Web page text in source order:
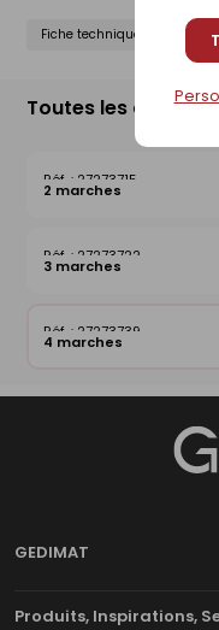
Fiche technique
Toutes les
27273715
2 marches
27273722
3 marches
27273739
4 marches
GEDIMAT
Produits, Inspirations,